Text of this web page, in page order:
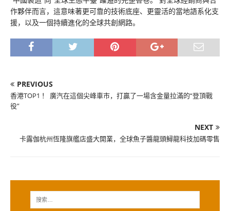
作夥伴而言，這意味著更可靠的技術底座、更靈活的當地語系化支
援，以及一個持續進化的全球共創網路。
PREVIOUS
香港TOP1 ！ 廣汽在這個尖峰車市，打贏了一場含金量拉滿的“登頂戰
役”
NEXT
卡露伽杭州恆隆旗艦店盛大開業，全球魚子醬龍頭鱘龍科技加碼零售